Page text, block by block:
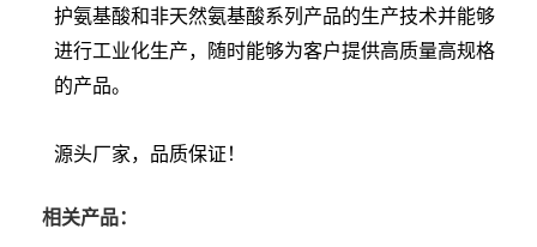
护氨基酸和非天然氨基酸系列产品的生产技术并能够
进行工业化生产，随时能够为客户提供高质量高规格
的产品。
源头厂家，品质保证！
相关产品：